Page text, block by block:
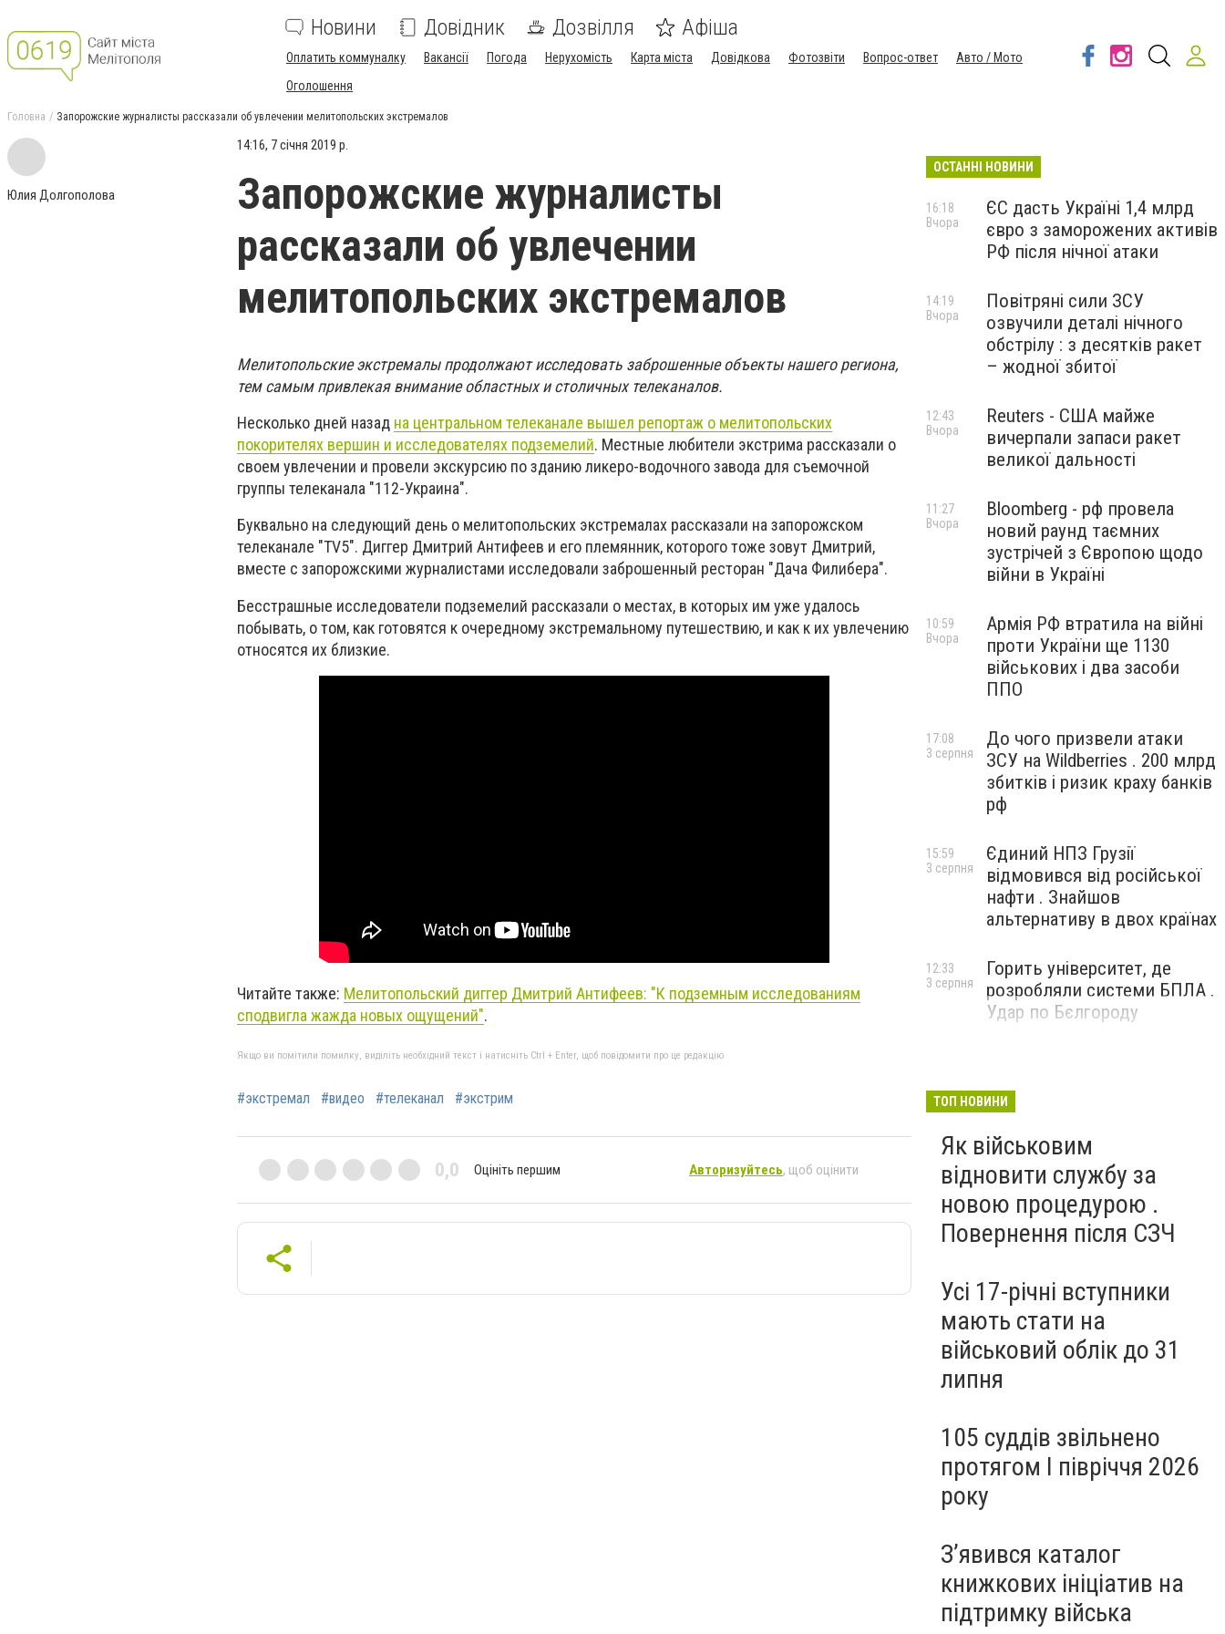
Новини Довідник Дозвілля Афіша
Оплатить коммуналку Вакансії Погода Нерухомість Карта міста Довідкова Фотозвіти Вопрос-ответ
Авто / Мото
Оголошення
Головна Запорожские журналисты рассказали об увлечении мелитопольских экстремалов
Юлия Долгополова
14:16, 7 січня 2019 р.
Запорожские журналисты
рассказали об увлечении
мелитопольских экстремалов
Мелитопольские экстремалы продолжают исследовать заброшенные объекты нашего региона,
тем самым привлекая внимание областных и столичных телеканалов.
Несколько дней назад на центральном телеканале вышел репортаж о мелитопольских
покорителях вершин и исследователях подземелий. Местные любители экстрима рассказали о
своем увлечении и провели экскурсию по зданию ликеро-водочного завода для съемочной
группы телеканала "112-Украина".
Буквально на следующий день о мелитопольских экстремалах рассказали на запорожском
телеканале "TV5". Диггер Дмитрий Антифеев и его племянник, которого тоже зовут Дмитрий,
вместе с запорожскими журналистами исследовали заброшенный ресторан "Дача Филибера".
Бесстрашные исследователи подземелий рассказали о местах, в которых им уже удалось
побывать, о том, как готовятся к очередному экстремальному путешествию, и как к их увлечению
относятся их близкие.
Читайте также: Мелитопольский диггер Дмитрий Антифеев: "К подземным исследованиям
сподвигла жажда новых ощущений".
Якщо ви помітили помилку, виділіть необхідний текст і натисніть Ctrl + Enter, щоб повідомити про це редакцію
#экстремал #видео #телеканал #экстрим
0,0 Оцініть першим Авторизуйтесь, щоб оцінити
ОСТАННІ НОВИНИ
ЄС дасть Україні 1,4 млрд
євро з заморожених активів
РФ після нічної атаки
16:18
Вчора
Повітряні сили ЗСУ
озвучили деталі нічного
обстрілу : з десятків ракет
– жодної збитої
14:19
Вчора
Reuters - США майже
вичерпали запаси ракет
великої дальності
12:43
Вчора
Bloomberg - рф провела
новий раунд таємних
зустрічей з Європою щодо
війни в Україні
11:27
Вчора
Армія РФ втратила на війні
проти України ще 1130
військових і два засоби
ППО
10:59
Вчора
До чого призвели атаки
ЗСУ на Wildberries . 200 млрд
збитків і ризик краху банків
рф
17:08
3 серпня
Єдиний НПЗ Грузії
відмовився від російської
нафти . Знайшов
альтернативу в двох країнах
15:59
3 серпня
Горить університет, де
розробляли системи БПЛА .
Удар по Бєлгороду
12:33
3 серпня
ТОП НОВИНИ
Як військовим
відновити службу за
новою процедурою .
Повернення після СЗЧ
Усі 17-річні вступники
мають стати на
військовий облік до 31
липня
105 суддів звільнено
протягом I півріччя 2026
року
З’явився каталог
книжкових ініціатив на
підтримку війська